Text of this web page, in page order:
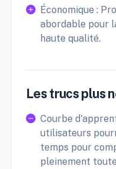
Économique :
abordable pour
haute qualité.
Les trucs plus
Courbe
utilisateurs
temps pour
pleinement